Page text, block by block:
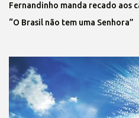
Fernandinho manda recado aos
“O Brasil não tem uma Senhora”